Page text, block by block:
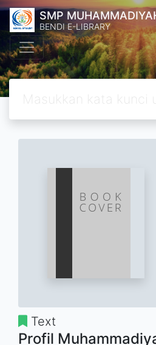
SMP
BENDI E-LIBRARY
Text
Profil